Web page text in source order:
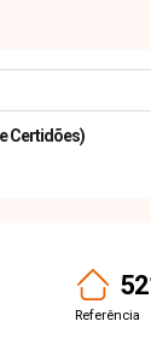
Certidões)
Referência